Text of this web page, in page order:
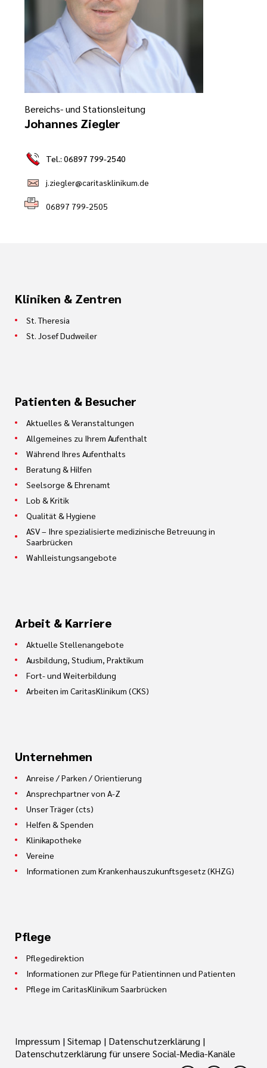
digital -
Bereichs- und Stationsleitung
Johannes Ziegler
Tel.: 06897 799-2540
j.ziegler@caritasklinikum.de
06897 799-2505
Kliniken & Zentren
St. Theresia
St. Josef Dudweiler
Patienten & Besucher
Aktuelles & Veranstaltungen
Allgemeines zu Ihrem Aufenthalt
Während Ihres Aufenthalts
Beratung & Hilfen
Seelsorge & Ehrenamt
Lob & Kritik
Qualität & Hygiene
ASV – Ihre spezialisierte medizinische Betreuung in
Saarbrücken
Wahlleistungsangebote
Arbeit & Karriere
Aktuelle Stellenangebote
Ausbildung, Studium, Praktikum
Fort- und Weiterbildung
Arbeiten im CaritasKlinikum (CKS)
Unternehmen
Anreise / Parken / Orientierung
Ansprechpartner von A-Z
Unser Träger (cts)
Helfen & Spenden
Klinikapotheke
Vereine
Informationen zum Krankenhauszukunftsgesetz (KHZG)
Pflege
Pflegedirektion
Informationen zur Pflege für Patientinnen und Patienten
Pflege im CaritasKlinikum Saarbrücken
Impressum | Sitemap | Datenschutzerklärung |
Datenschutzerklärung für unsere Social-Media-Kanäle